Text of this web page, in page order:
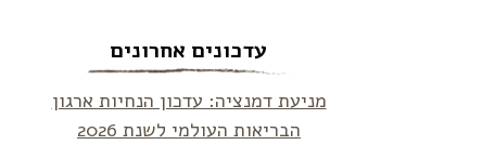
עדכונים אחרונים
מניעת דמנציה: עדכון הנחיות ארגון
הבריאות העולמי לשנת 2026